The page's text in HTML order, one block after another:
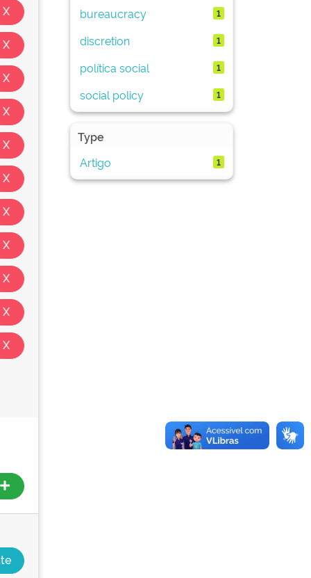
bureaucracy
1
discretion 1
política social 1
social policy 1
Type
Artigo
1